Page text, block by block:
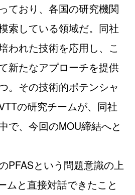
ており、各国の研究機関
索している領域だ。同社
われた技術を応用し、こ
新たなアプローチを提供
。その技術的ポテンシャ
の研究チームが、同社
で、今回のMOU締結へと
PFASという問題意識の上
ムと直接対話できたこと